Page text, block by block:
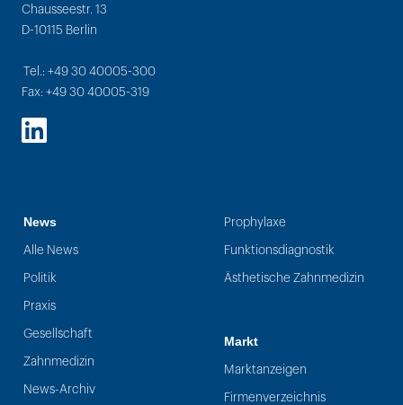
Chausseestr. 13
D-10115 Berlin
Tel.: +49 30 40005-300
Fax: +49 30 40005-319
LinkedIn
News
Alle News
Politik
Praxis
Gesellschaft
Zahnmedizin
News-Archiv
Prophylaxe
Funktionsdiagnostik
Ästhetische Zahnmedizin
Markt
Marktanzeigen
Firmenverzeichnis